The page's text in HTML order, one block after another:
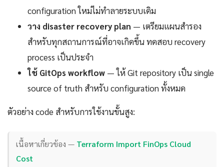
configuration ใหม่ไม่ทำลายระบบเดิม
วาง disaster recovery plan — เตรียมแผนสำรอง
สำหรับทุกสถานการณ์ที่อาจเกิดขึ้น ทดสอบ recovery
process เป็นประจำ
ใช้ GitOps workflow — ให้ Git repository เป็น single
source of truth สำหรับ configuration ทั้งหมด
ตัวอย่าง code สำหรับการใช้งานขั้นสูง:
เนื้อหาเกี่ยวข้อง — Terraform Import FinOps Cloud
Cost